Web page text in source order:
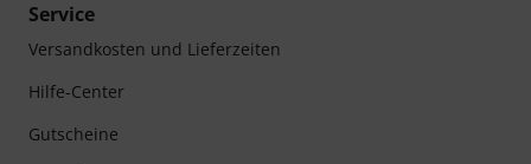
Service
Versandkosten und Lieferzeiten
Hilfe-Center
Gutscheine